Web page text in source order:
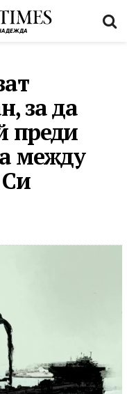
за да
преди
между